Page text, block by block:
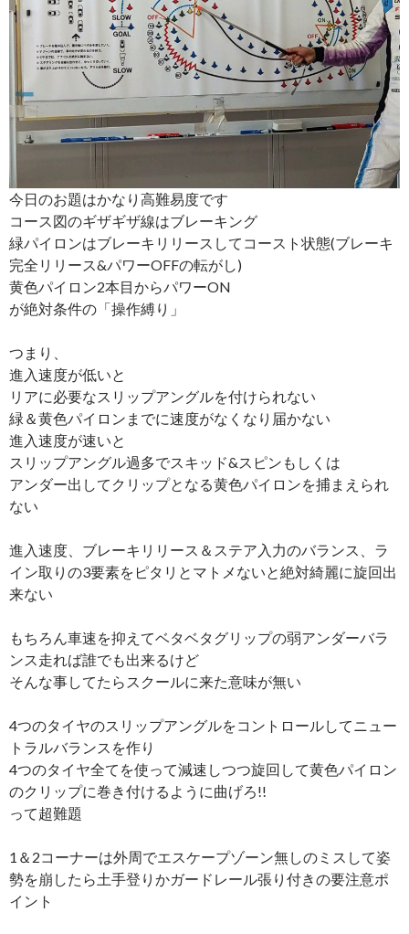
今日のお題はかなり高難易度です
コース図のギザギザ線はブレーキング
緑パイロンはブレーキリリースしてコースト状態(ブレーキ
完全リリース&パワーOFFの転がし)
黄色パイロン2本目からパワーON
が絶対条件の「操作縛り」
つまり、
進入速度が低いと
リアに必要なスリップアングルを付けられない
緑＆黄色パイロンまでに速度がなくなり届かない
進入速度が速いと
スリップアングル過多でスキッド&スピンもしくは
アンダー出してクリップとなる黄色パイロンを捕まえられ
ない
進入速度、ブレーキリリース＆ステア入力のバランス、ラ
イン取りの3要素をピタリとマトメないと絶対綺麗に旋回出
来ない
もちろん車速を抑えてベタベタグリップの弱アンダーバラ
ンス走れば誰でも出来るけど
そんな事してたらスクールに来た意味が無い
4つのタイヤのスリップアングルをコントロールしてニュー
トラルバランスを作り
4つのタイヤ全てを使って減速しつつ旋回して黄色パイロン
のクリップに巻き付けるように曲げろ!!
って超難題
1＆2コーナーは外周でエスケープゾーン無しのミスして姿
勢を崩したら土手登りかガードレール張り付きの要注意ポ
イント